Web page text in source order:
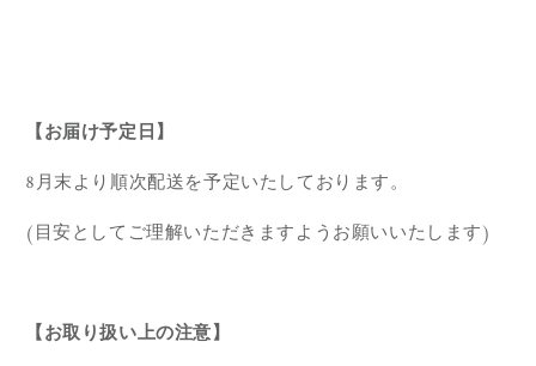
【お届け予定日】
8月末より順次配送を予定いたしております。
(目安としてご理解いただきますようお願いいたします)
【お取り扱い上の注意】